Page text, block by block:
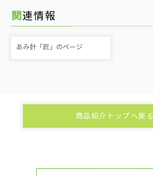
関連情報
あみ針「匠」のページ
商品紹介トップへ戻る